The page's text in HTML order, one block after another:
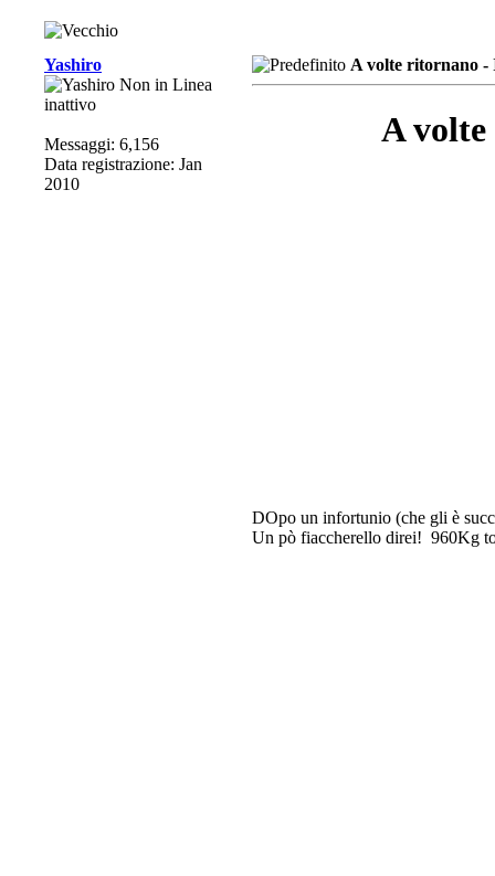
Yashiro
inattivo
Messaggi: 6,156
Data registrazione: Jan
2010
A volte ritornano
A
DOpo un infortunio (che gli è
Un pò fiaccherello direi! 960Kg